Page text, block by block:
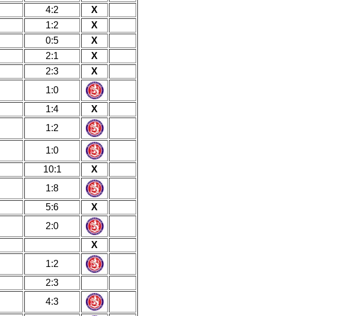
4:2
X
1:2
X
0:5
X
2:1
X
2:3
X
1:0
1:4
X
1:2
1:0
10:1
X
1:8
5:6
X
2:0
X
1:2
2:3
4:3